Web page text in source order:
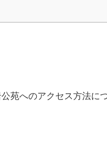
苑へのアクセス方法につ